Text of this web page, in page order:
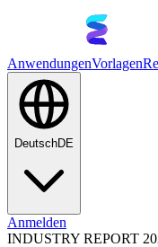
AnwendungenVorlagen
DeutschDE
Anmelden
INDUSTRY REPORT